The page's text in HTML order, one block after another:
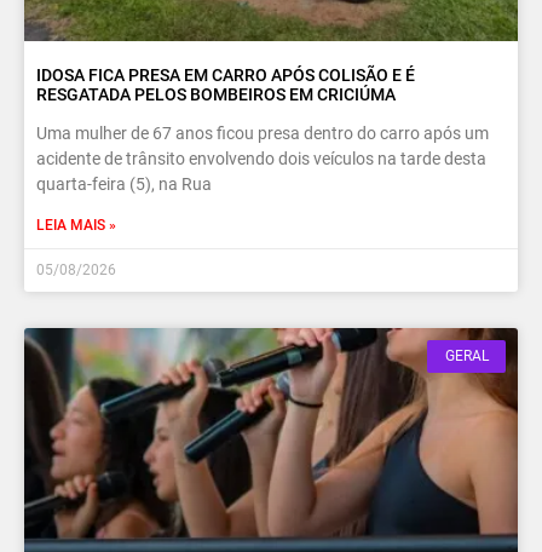
IDOSA FICA PRESA EM CARRO APÓS COLISÃO E É
RESGATADA PELOS BOMBEIROS EM CRICIÚMA
Uma mulher de 67 anos ficou presa dentro do carro após um
acidente de trânsito envolvendo dois veículos na tarde desta
quarta-feira (5), na Rua
LEIA MAIS »
05/08/2026
GERAL